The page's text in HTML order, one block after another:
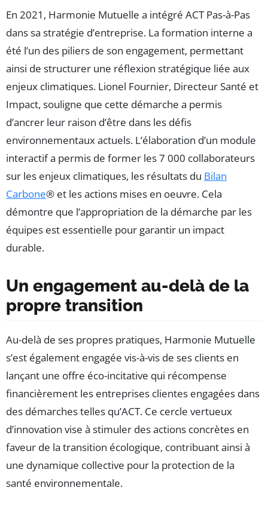
En 2021, Harmonie Mutuelle a intégré ACT Pas-à-Pas
dans sa stratégie d’entreprise. La formation interne a
été l’un des piliers de son engagement, permettant
ainsi de structurer une réflexion stratégique liée aux
enjeux climatiques. Lionel Fournier, Directeur Santé et
Impact, souligne que cette démarche a permis
d’ancrer leur raison d’être dans les défis
environnementaux actuels. L’élaboration d’un module
interactif a permis de former les 7 000 collaborateurs
sur les enjeux climatiques, les résultats du Bilan
Carbone® et les actions mises en oeuvre. Cela
démontre que l’appropriation de la démarche par les
équipes est essentielle pour garantir un impact
durable.
Un engagement au-delà de la
propre transition
Au-delà de ses propres pratiques, Harmonie Mutuelle
s’est également engagée vis-à-vis de ses clients en
lançant une offre éco-incitative qui récompense
financièrement les entreprises clientes engagées dans
des démarches telles qu’ACT. Ce cercle vertueux
d’innovation vise à stimuler des actions concrètes en
faveur de la transition écologique, contribuant ainsi à
une dynamique collective pour la protection de la
santé environnementale.